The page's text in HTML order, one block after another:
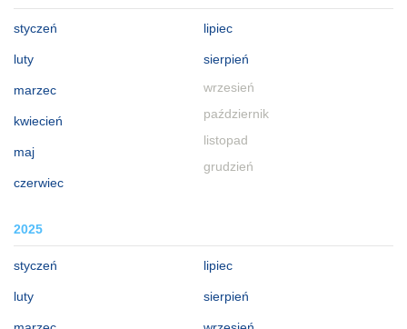
styczeń
luty
marzec
kwiecień
maj
czerwiec
lipiec
sierpień
wrzesień
październik
listopad
grudzień
2025
styczeń
luty
lipiec
sierpień